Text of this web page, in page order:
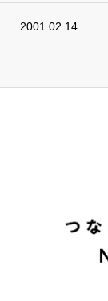
2001.02.14